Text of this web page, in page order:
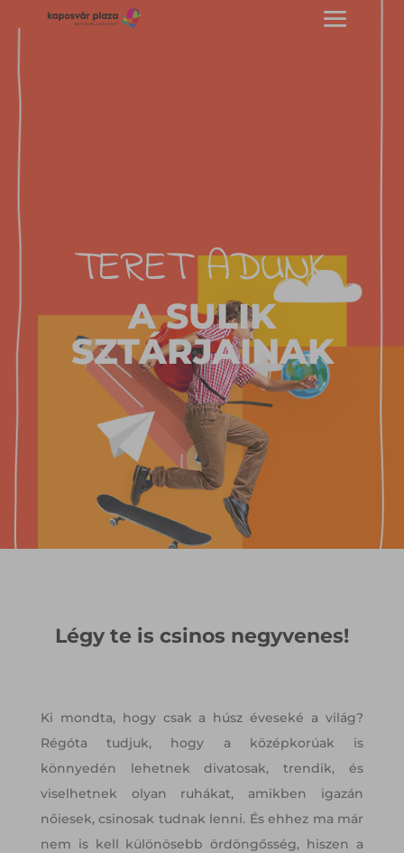
TERET ADUNK
A SULIK
SZTÁRJAINAK
Légy te is csinos negyvenes!
Ki mondta, hogy csak a húsz éveseké a világ?
Régóta tudjuk, hogy a középkorúak is
könnyedén lehetnek divatosak, trendik, és
viselhetnek olyan ruhákat, amikben igazán
nőiesek, csinosak tudnak lenni. És ehhez ma már
nem is kell különösebb ördöngősség, hiszen a